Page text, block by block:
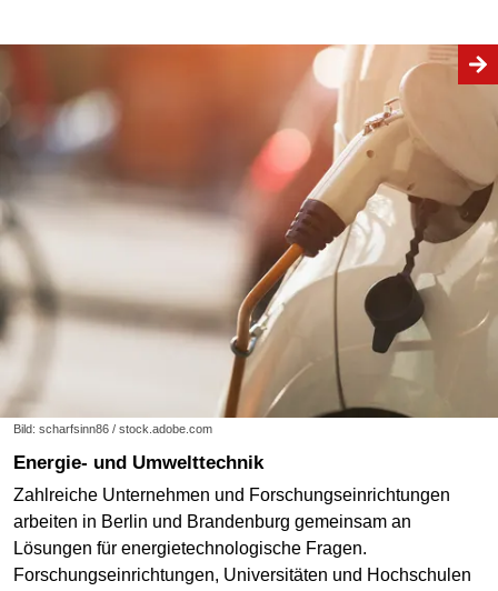
Bild: scharfsinn86 / stock.adobe.com
Energie- und Umwelttechnik
Zahlreiche Unternehmen und Forschungseinrichtungen
arbeiten in Berlin und Brandenburg gemeinsam an
Lösungen für energietechnologische Fragen.
Forschungseinrichtungen, Universitäten und Hochschulen